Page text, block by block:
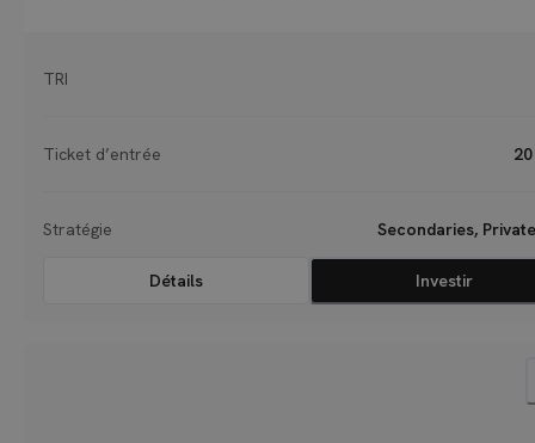
TRI
Ticket d’entrée
Stratégie Secondaries,
Détails Investir